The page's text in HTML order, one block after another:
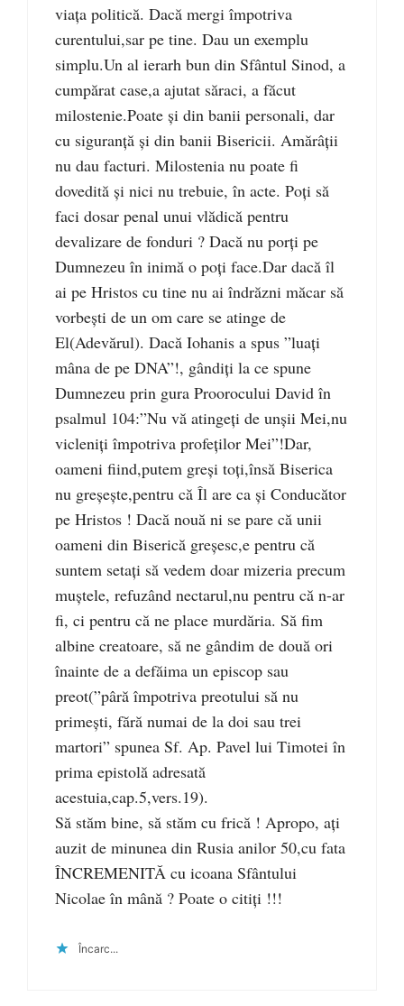
viața politică. Dacă mergi împotriva
curentului,sar pe tine. Dau un exemplu
simplu.Un al ierarh bun din Sfântul Sinod, a
cumpărat case,a ajutat săraci, a făcut
milostenie.Poate și din banii personali, dar
cu siguranță și din banii Bisericii. Amărâții
nu dau facturi. Milostenia nu poate fi
dovedită și nici nu trebuie, în acte. Poți să
faci dosar penal unui vlădică pentru
devalizare de fonduri ? Dacă nu porți pe
Dumnezeu în inimă o poți face.Dar dacă îl
ai pe Hristos cu tine nu ai îndrăzni măcar să
vorbești de un om care se atinge de
El(Adevărul). Dacă Iohanis a spus ”luați
mâna de pe DNA”!, gândiți la ce spune
Dumnezeu prin gura Proorocului David în
psalmul 104:”Nu vă atingeți de unșii Mei,nu
vicleniți împotriva profeților Mei”!Dar,
oameni fiind,putem greși toți,însă Biserica
nu greșește,pentru că Îl are ca și Conducător
pe Hristos ! Dacă nouă ni se pare că unii
oameni din Biserică greșesc,e pentru că
suntem setați să vedem doar mizeria precum
muștele, refuzând nectarul,nu pentru că n-ar
fi, ci pentru că ne place murdăria. Să fim
albine creatoare, să ne gândim de două ori
înainte de a defăima un episcop sau
preot(”pâră împotriva preotului să nu
primești, fără numai de la doi sau trei
martori” spunea Sf. Ap. Pavel lui Timotei în
prima epistolă adresată
acestuia,cap.5,vers.19).
Să stăm bine, să stăm cu frică ! Apropo, ați
auzit de minunea din Rusia anilor 50,cu fata
ÎNCREMENITĂ cu icoana Sfântului
Nicolae în mână ? Poate o citiți !!!
Încarc...